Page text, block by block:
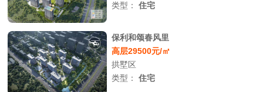
类型：住宅
保利和颂春风里
高层29500元/㎡
拱墅区
类型：住宅